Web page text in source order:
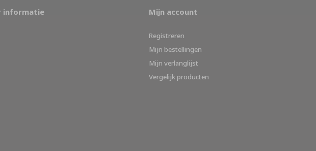
informatie Mijn account
Registreren
Mijn bestellingen
Mijn verlanglijst
Vergelijk producten